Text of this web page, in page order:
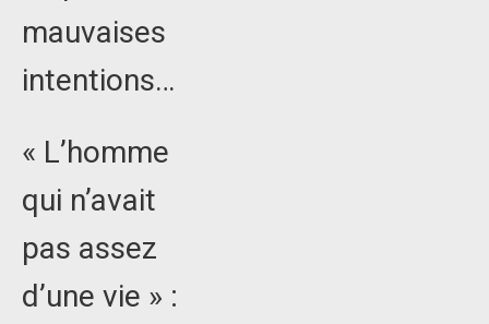
mauvaises
intentions…
« L’homme
qui n’avait
pas assez
d’une vie » :